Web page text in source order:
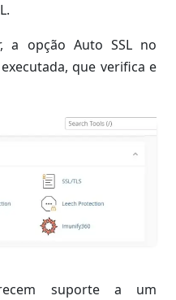
a opção Auto SSL no
que verifica e
suporte a um